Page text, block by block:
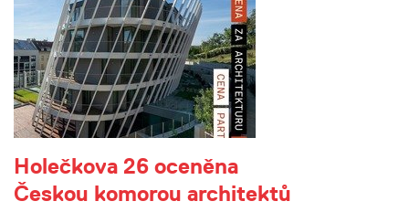
Holečkova 26 oceněna
Českou komorou architektů